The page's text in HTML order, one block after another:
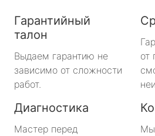
Гарантийный
талон
Выдаем гарантию не
зависимо от сложности
работ.
от
Диагностика
Мастер перед
Мы